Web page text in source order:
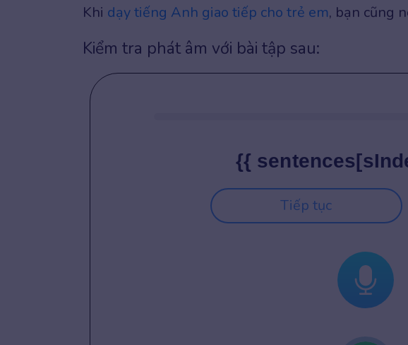
Khi dạy tiếng Anh giao tiếp cho trẻ em, bạn cũng
Kiểm tra phát âm với bài tập sau:
{{
Tiếp tục